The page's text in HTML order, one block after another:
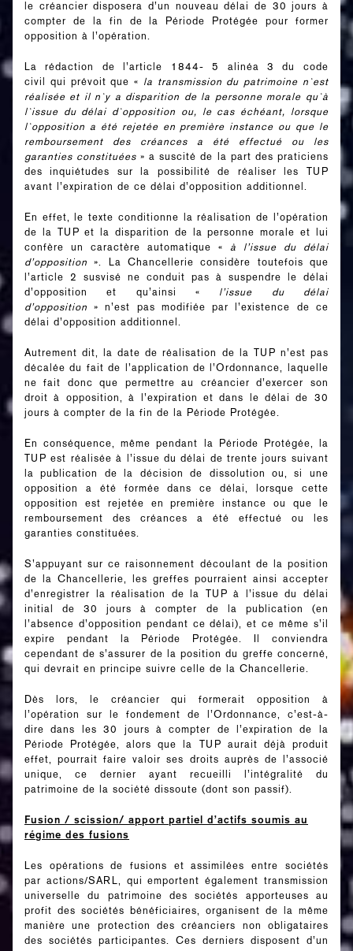
le créancier disposera d’un nouveau délai de 30 jours à
compter de la fin de la Période Protégée pour former
opposition à l’opération.
La rédaction de l’article 1844- 5 alinéa 3 du code
civil qui prévoit que « la transmission du patrimoine n`est
réalisée et il n`y a disparition de la personne morale qu`à
l`issue du délai d`opposition ou, le cas échéant, lorsque
l`opposition a été rejetée en première instance ou que le
remboursement des créances a été effectué ou les
garanties constituées » a suscité de la part des praticiens
des inquiétudes sur la possibilité de réaliser les TUP
avant l’expiration de ce délai d’opposition additionnel.
En effet, le texte conditionne la réalisation de l’opération
de la TUP et la disparition de la personne morale et lui
confère un caractère automatique « à l’issue du délai
d’opposition ». La Chancellerie considère toutefois que
l’article 2 susvisé ne conduit pas à suspendre le délai
d’opposition et qu’ainsi « l’issue du délai
d’opposition » n’est pas modifiée par l’existence de ce
délai d’opposition additionnel.
Autrement dit, la date de réalisation de la TUP n’est pas
décalée du fait de l’application de l’Ordonnance, laquelle
ne fait donc que permettre au créancier d’exercer son
droit à opposition, à l’expiration et dans le délai de 30
jours à compter de la fin de la Période Protégée.
En conséquence, même pendant la Période Protégée, la
TUP est réalisée à l’issue du délai de trente jours suivant
la publication de la décision de dissolution ou, si une
opposition a été formée dans ce délai, lorsque cette
opposition est rejetée en première instance ou que le
remboursement des créances a été effectué ou les
garanties constituées.
S’appuyant sur ce raisonnement découlant de la position
de la Chancellerie, les greffes pourraient ainsi accepter
d’enregistrer la réalisation de la TUP à l’issue du délai
initial de 30 jours à compter de la publication (en
l’absence d’opposition pendant ce délai), et ce même s’il
expire pendant la Période Protégée. Il conviendra
cependant de s’assurer de la position du greffe concerné,
qui devrait en principe suivre celle de la Chancellerie.
Dès lors, le créancier qui formerait opposition à
l’opération sur le fondement de l’Ordonnance, c’est-à-
dire dans les 30 jours à compter de l’expiration de la
Période Protégée, alors que la TUP aurait déjà produit
effet, pourrait faire valoir ses droits auprès de l’associé
unique, ce dernier ayant recueilli l’intégralité du
patrimoine de la société dissoute (dont son passif).
Fusion / scission/ apport partiel d’actifs soumis au
régime des fusions
Les opérations de fusions et assimilées entre sociétés
par actions/SARL, qui emportent également transmission
universelle du patrimoine des sociétés apporteuses au
profit des sociétés bénéficiaires, organisent de la même
manière une protection des créanciers non obligataires
des sociétés participantes. Ces derniers disposent d’un